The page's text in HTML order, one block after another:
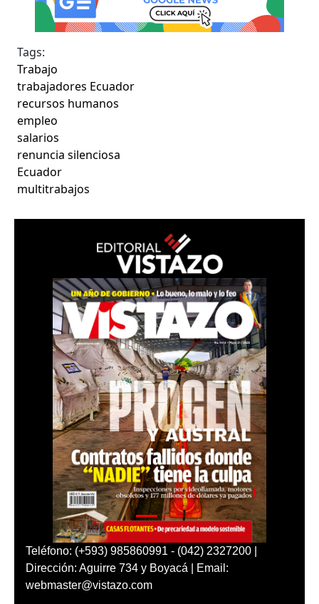
Tags:
Trabajo
trabajadores Ecuador
recursos humanos
empleo
salarios
renuncia silenciosa
Ecuador
multitrabajos
Teléfono: (+593) 985860991 - (042) 2327200 |
Dirección: Aguirre 734 y Boyacá | Email:
webmaster@vistazo.com